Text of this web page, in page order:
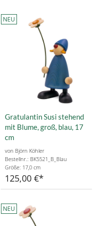
NEU
Gratulantin Susi stehend
mit Blume, groß, blau, 17
cm
von Björn Köhler
Bestellnr.: BK5521_B_Blau
Größe: 17,0 cm
125,00 €
NEU